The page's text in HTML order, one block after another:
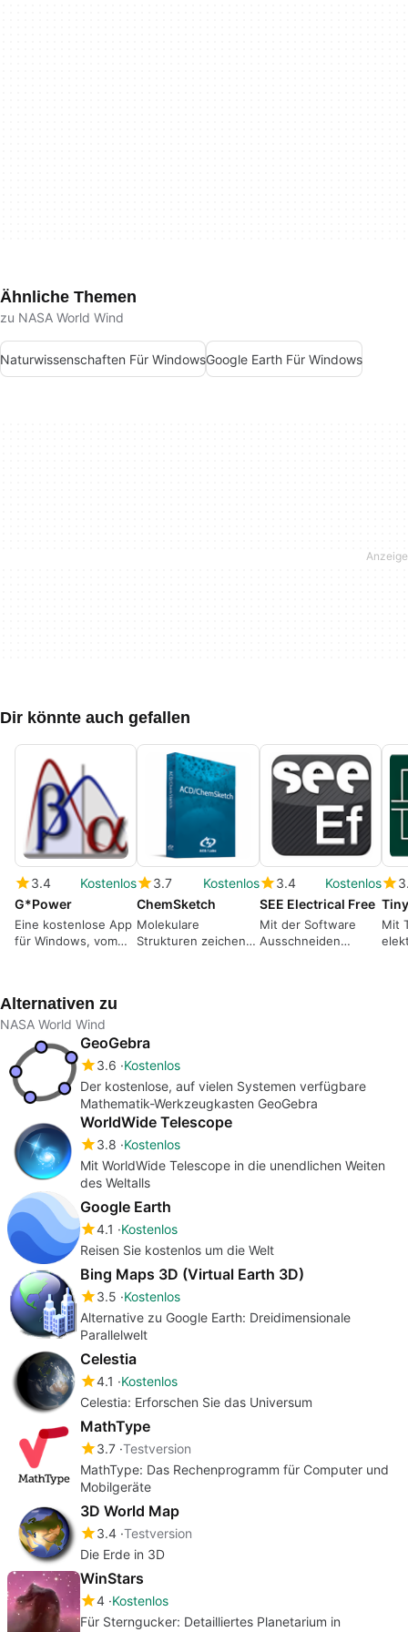
Ähnliche Themen
zu NASA World Wind
Naturwissenschaften Für WindowsGoogle Earth Für Windows
Dir könnte auch gefallen
3.4
Kostenlos
G*Power
Eine kostenlose App
für Windows, vom
3.7
Kostenlos
ChemSketch
Molekulare
Strukturen zeichen
3.4
Kostenlos
SEE Electrical Free
Mit der Software
Ausschneiden
Mit
Alternativen zu
NASA World Wind
GeoGebra
3.6 Kostenlos
Der kostenlose, auf vielen Systemen verfügbare
Mathematik-Werkzeugkasten GeoGebra
WorldWide Telescope
3.8 Kostenlos
Mit WorldWide Telescope in die unendlichen Weiten
des Weltalls
Google Earth
4.1
Kostenlos
Reisen Sie kostenlos um die Welt
Bing Maps 3D (Virtual Earth 3D)
3.5 Kostenlos
Alternative zu Google Earth: Dreidimensionale
Parallelwelt
Celestia
4.1
Kostenlos
Celestia: Erforschen Sie das Universum
MathType
3.7 Testversion
MathType: Das Rechenprogramm für Computer und
Mobilgeräte
3D World Map
3.4 Testversion
Die Erde in 3D
WinStars
4 Kostenlos
Für Sterngucker: Detailliertes Planetarium in